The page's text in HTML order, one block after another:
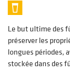
Le but ultime des
préserver les
longues périodes,
stockée dans des